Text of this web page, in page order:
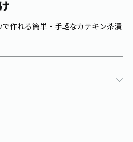
作れる簡単・手軽なカテキン茶漬